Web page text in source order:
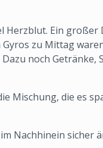
Herzblut. Ein großer
zu Mittag
noch Getränke,
Mischung, die es
Nachhinein sicher